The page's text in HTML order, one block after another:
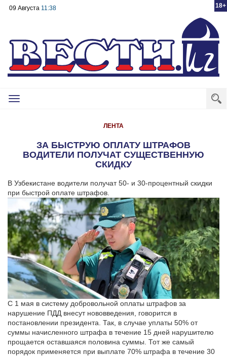
18+
09 Августа 11:38
Toggle
ЛЕНТА
ЗА БЫСТРУЮ ОПЛАТУ ШТРАФОВ
ВОДИТЕЛИ ПОЛУЧАТ СУЩЕСТВЕННУЮ
СКИДКУ
В Узбекистане водители получат 50- и 30-процентный скидки
при быстрой оплате штрафов.
С 1 мая в систему добровольной оплаты штрафов за
нарушение ПДД внесут нововведения, говорится в
постановлении президента. Так, в случае уплаты 50% от
суммы начисленного штрафа в течение 15 дней нарушителю
прощается оставшаяся половина суммы. Тот же самый
порядок применяется при выплате 70% штрафа в течение 30